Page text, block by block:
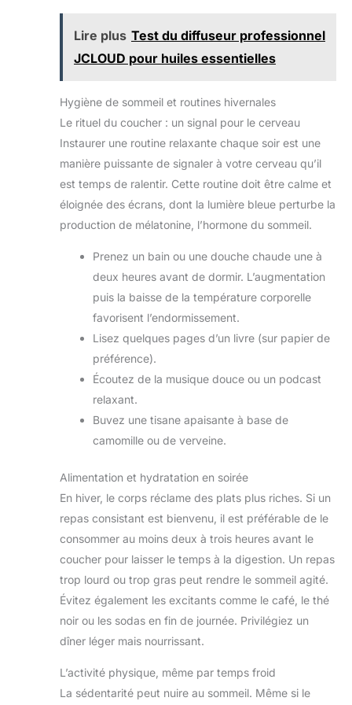
sur ce tapis ultra-doux et doux pour la peau.
vide, il peut paraître légèrement plus fin que sur la
couche intermédiaire de reprendre sa forme et aux
poils longs de devenir plus doux et moelleux après
un simple tapotement. Le tapis est également facile à
nettoyer : utilisez un aspirateur ou un sèche-cheveux
pour éliminer efficacement la poussière. Vous pouvez
Lire plus Test du diffuseur professionnel
JCLOUD pour huiles essentielles
Hygiène de sommeil et routines hivernales
Le rituel du coucher : un signal pour le cerveau
Instaurer une routine relaxante chaque soir est une
manière puissante de signaler à votre cerveau qu’il
est temps de ralentir. Cette routine doit être calme et
éloignée des écrans, dont la lumière bleue perturbe la
production de mélatonine, l’hormone du sommeil.
Prenez un bain ou une douche chaude une à
deux heures avant de dormir. L’augmentation
puis la baisse de la température corporelle
favorisent l’endormissement.
Lisez quelques pages d’un livre (sur papier de
préférence).
Écoutez de la musique douce ou un podcast
relaxant.
Buvez une tisane apaisante à base de
camomille ou de verveine.
Alimentation et hydratation en soirée
En hiver, le corps réclame des plats plus riches. Si un
repas consistant est bienvenu, il est préférable de le
consommer au moins deux à trois heures avant le
coucher pour laisser le temps à la digestion. Un repas
trop lourd ou trop gras peut rendre le sommeil agité.
Évitez également les excitants comme le café, le thé
noir ou les sodas en fin de journée. Privilégiez un
dîner léger mais nourrissant.
L’activité physique, même par temps froid
La sédentarité peut nuire au sommeil. Même si le